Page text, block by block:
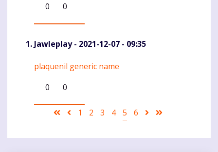
0
0
Jawleplay- 2021-12-07 - 09:35
Komentaras
plaquenil generic name
0
0
Pagination
First Ankstesnis
Puslapis
1 Puslapis
2 Puslapis
3 Puslapis
4
Current
5 Puslapis
6
Sekantis